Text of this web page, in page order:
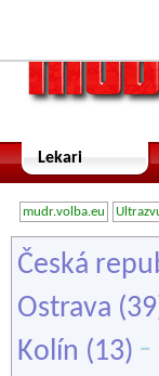
Lekari
mudr.volba.eu
Česká
Ostrava
Kolín (13) -